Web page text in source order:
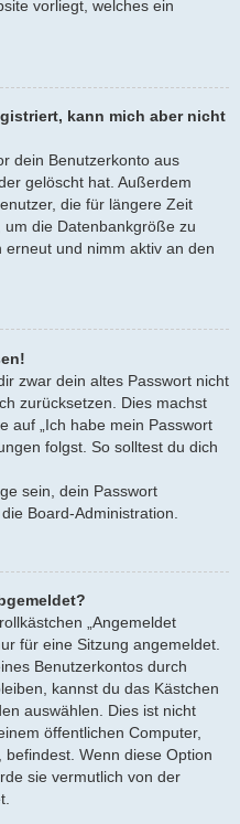
vorliegt, welches ein
kann mich aber nicht
dein Benutzerkonto aus
gelöscht hat. Außerdem
die für längere Zeit
die Datenbankgröße zu
und nimm aktiv an den
zwar dein altes Passwort nicht
zurücksetzen. Dies machst
auf „Ich habe mein Passwort
folgst. So solltest du dich
sein, dein Passwort
Board-Administration.
„Angemeldet
für eine Sitzung angemeldet.
Benutzerkontos durch
kannst du das Kästchen
auswählen. Dies ist nicht
öffentlichen Computer,
Wenn diese Option
sie vermutlich von der